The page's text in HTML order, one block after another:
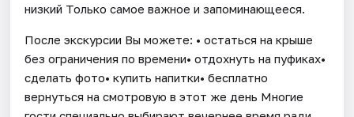
низкий Только самое важное и запоминающееся.
После экскурсии Вы можете: • остаться на крыше
без ограничения по времени• отдохнуть на пуфиках•
сделать фото• купить напитки• бесплатно
вернуться на смотровую в этот же день Многие